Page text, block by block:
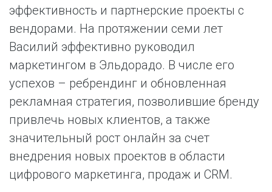
эффективность и партнерские проекты с
вендорами. На протяжении семи лет
Василий эффективно руководил
маркетингом в Эльдорадо. В числе его
успехов – ребрендинг и обновленная
рекламная стратегия, позволившие бренду
привлечь новых клиентов, а также
значительный рост онлайн за счет
внедрения новых проектов в области
цифрового маркетинга, продаж и CRM.